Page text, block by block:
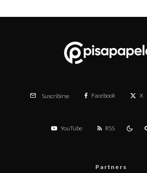
Suscribirse Facebook X
YouTube RSS
Partners